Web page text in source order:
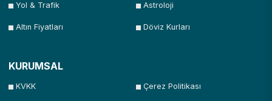
Yol & Trafik Astroloji
Altın Fiyatları Döviz Kurları
KURUMSAL
KVKK Çerez Politikası